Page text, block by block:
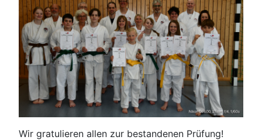
Wir gratulieren allen zur bestandenen Prüfung!